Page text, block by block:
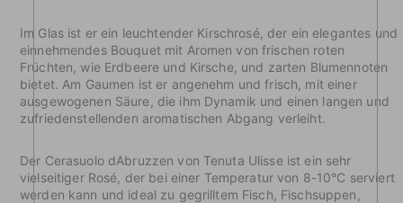
Im Glas ist er ein leuchtender Kirschrosé, der ein elegantes und
einnehmendes Bouquet mit Aromen von frischen roten
Früchten, wie Erdbeere und Kirsche, und zarten Blumennoten
bietet. Am Gaumen ist er angenehm und frisch, mit einer
ausgewogenen Säure, die ihm Dynamik und einen langen und
zufriedenstellenden aromatischen Abgang verleiht.
Der Cerasuolo dAbruzzen von Tenuta Ulisse ist ein sehr
vielseitiger Rosé, der bei einer Temperatur von 8-10°C serviert
werden kann und ideal zu gegrilltem Fisch, Fischsuppen,